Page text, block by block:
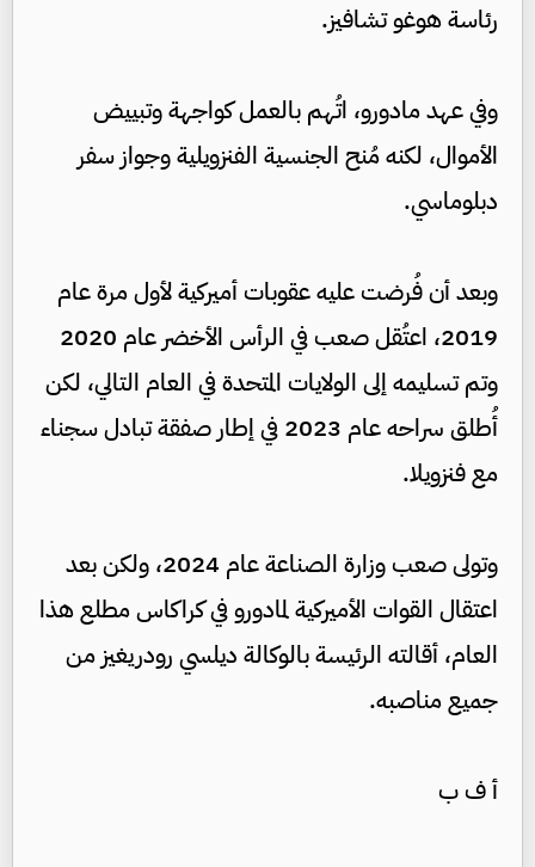
رئاسة هوغو تشافيز.
وفي عهد مادورو، اتُهم بالعمل كواجهة وتبييض
الأموال، لكنه مُنح الجنسية الفنزويلية وجواز سفر
دبلوماسي.
وبعد أن فُرضت عليه عقوبات أميركية لأول مرة عام
2019، اعتُقل صعب في الرأس الأخضر عام 2020
وتم تسليمه إلى الولايات المتحدة في العام التالي، لكن
أُطلق سراحه عام 2023 في إطار صفقة تبادل سجناء
مع فنزويلا.
وتولى صعب وزارة الصناعة عام 2024، ولكن بعد
اعتقال القوات الأميركية لمادورو في كراكاس مطلع هذا
العام، أقالته الرئيسة بالوكالة ديلسي رودريغيز من
جميع مناصبه.
أ ف ب